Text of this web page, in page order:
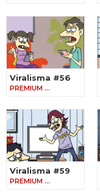
Viralisma #56
PREMIUM …
Viralisma #59
PREMIUM …